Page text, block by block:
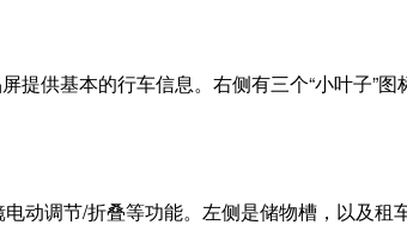
供基本的行车信息。右侧有三个“小叶子”
动调节/折叠等功能。左侧是储物槽，以及